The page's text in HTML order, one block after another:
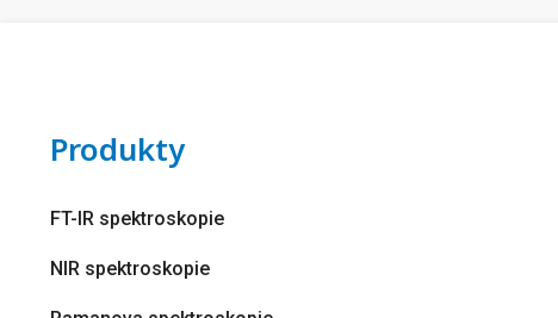
Produkty
FT-IR spektroskopie
NIR spektroskopie